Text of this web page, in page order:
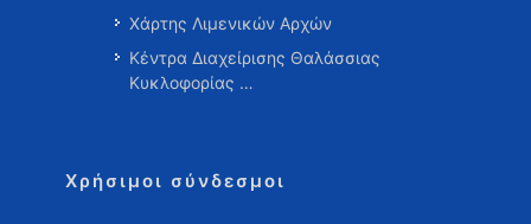
Χάρτης Λιμενικών Αρχών
Κέντρα Διαχείρισης Θαλάσσιας
Κυκλοφορίας …
Χρήσιμοι σύνδεσμοι